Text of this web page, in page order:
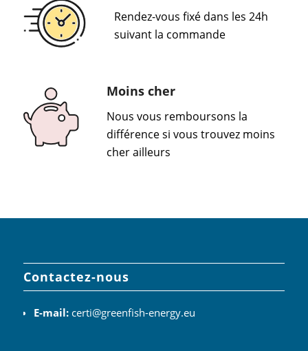
Rendez-vous fixé dans les 24h
suivant la commande
Moins cher
Nous vous remboursons la
différence si vous trouvez moins
cher ailleurs
Contactez-nous
E-mail: certi@greenfish-energy.eu